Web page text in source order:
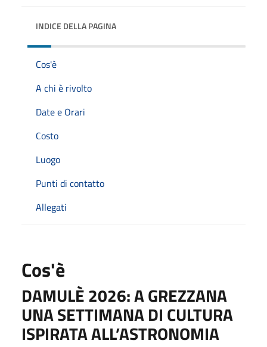
INDICE DELLA PAGINA
Cos'è
A chi è rivolto
Date e Orari
Costo
Luogo
Punti di contatto
Allegati
Cos'è
DAMULÈ 2026: A GREZZANA
UNA SETTIMANA DI CULTURA
ISPIRATA ALL’ASTRONOMIA